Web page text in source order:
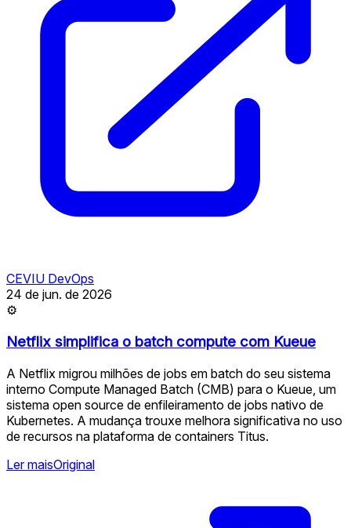
CEVIU DevOps
24 de jun. de 2026
⚙
Netflix simplifica o batch compute com Kueue
A Netflix migrou milhões de jobs em batch do seu sistema
interno Compute Managed Batch (CMB) para o Kueue, um
sistema open source de enfileiramento de jobs nativo de
Kubernetes. A mudança trouxe melhora significativa no uso
de recursos na plataforma de containers Titus.
Ler maisOriginal